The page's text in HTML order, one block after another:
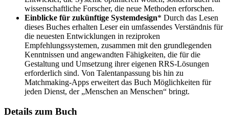
wissenschaftliche Forscher, die neue Methoden erforschen.
Einblicke für zukünftige Systemdesign* Durch das Lesen
dieses Buches erhalten Leser ein umfassendes Verständnis für
die neuesten Entwicklungen in reziproken
Empfehlungssystemen, zusammen mit den grundlegenden
Kenntnissen und angewandten Fähigkeiten, die für die
Gestaltung und Umsetzung ihrer eigenen RRS-Lösungen
erforderlich sind. Von Talentanpassung bis hin zu
Matchmaking-Apps erweitert das Buch Möglichkeiten für
jeden Dienst, der „Menschen an Menschen“ bringt.
Details zum Buch